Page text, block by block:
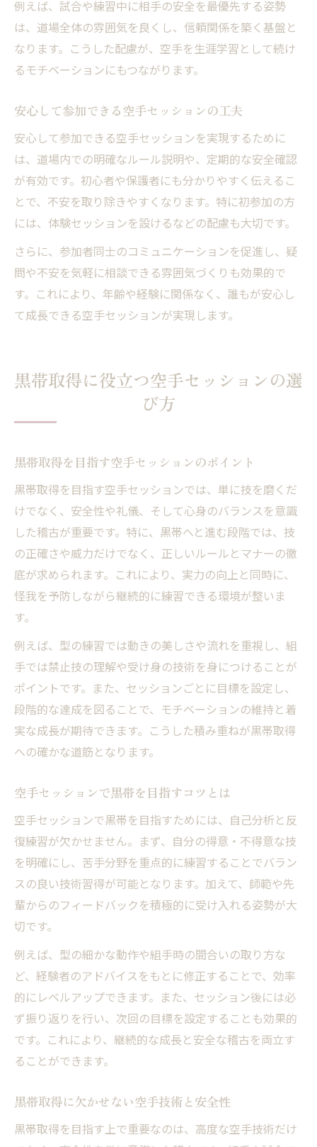
例えば、試合や練習中に相手の安全を最優先する姿勢
は、道場全体の雰囲気を良くし、信頼関係を築く基盤と
なります。こうした配慮が、空手を生涯学習として続け
るモチベーションにもつながります。
安心して参加できる空手セッションの工夫
安心して参加できる空手セッションを実現するために
は、道場内での明確なルール説明や、定期的な安全確認
が有効です。初心者や保護者にも分かりやすく伝えるこ
とで、不安を取り除きやすくなります。特に初参加の方
には、体験セッションを設けるなどの配慮も大切です。
さらに、参加者同士のコミュニケーションを促進し、疑
問や不安を気軽に相談できる雰囲気づくりも効果的で
す。これにより、年齢や経験に関係なく、誰もが安心し
て成長できる空手セッションが実現します。
黒帯取得に役立つ空手セッションの選
び方
黒帯取得を目指す空手セッションのポイント
黒帯取得を目指す空手セッションでは、単に技を磨くだ
けでなく、安全性や礼儀、そして心身のバランスを意識
した稽古が重要です。特に、黒帯へと進む段階では、技
の正確さや威力だけでなく、正しいルールとマナーの徹
底が求められます。これにより、実力の向上と同時に、
怪我を予防しながら継続的に練習できる環境が整いま
す。
例えば、型の練習では動きの美しさや流れを重視し、組
手では禁止技の理解や受け身の技術を身につけることが
ポイントです。また、セッションごとに目標を設定し、
段階的な達成を図ることで、モチベーションの維持と着
実な成長が期待できます。こうした積み重ねが黒帯取得
への確かな道筋となります。
空手セッションで黒帯を目指すコツとは
空手セッションで黒帯を目指すためには、自己分析と反
復練習が欠かせません。まず、自分の得意・不得意な技
を明確にし、苦手分野を重点的に練習することでバラン
スの良い技術習得が可能となります。加えて、師範や先
輩からのフィードバックを積極的に受け入れる姿勢が大
切です。
例えば、型の細かな動作や組手時の間合いの取り方な
ど、経験者のアドバイスをもとに修正することで、効率
的にレベルアップできます。また、セッション後には必
ず振り返りを行い、次回の目標を設定することも効果的
です。これにより、継続的な成長と安全な稽古を両立す
ることができます。
黒帯取得に欠かせない空手技術と安全性
黒帯取得を目指す上で重要なのは、高度な空手技術だけ